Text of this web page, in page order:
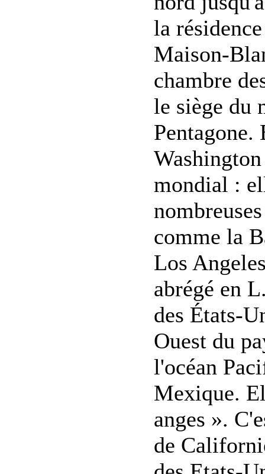
la
Maison-
chambre
le siège du
mondial :
comme la
Los
abrégé en
des États-
Ouest du
l'océan
Mexique.
anges ».
de